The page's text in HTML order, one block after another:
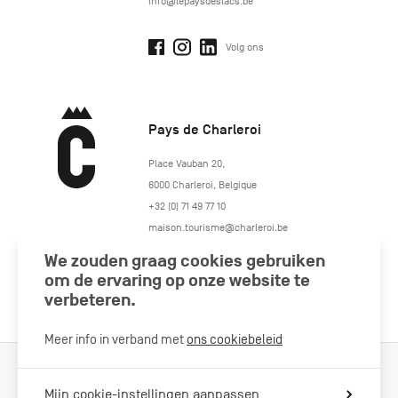
Volg ons
Pays de Charleroi
https://www.paysdecharleroi.be/
Place Vauban 20,
6000 Charleroi Belgique
+32 (0) 71 49 77 10
maison.tourisme@charleroi.be
Volg ons
We zouden graag cookies gebruiken
om de ervaring op onze website te
verbeteren.
Meer info in verband met ons cookiebeleid
Mijn cookie-instellingen aanpassen